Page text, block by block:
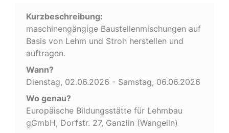
Kurzbeschreibung:
maschinengängige Baustellenmischungen auf
Basis von Lehm und Stroh herstellen und
auftragen.
Wann?
Dienstag, 02.06.2026 - Samstag, 06.06.2026
Wo genau?
Europäische Bildungsstätte für Lehmbau
gGmbH, Dorfstr. 27, Ganzlin (Wangelin)